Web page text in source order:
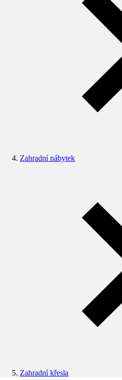
Zahradní nábytek
Zahradní křesla